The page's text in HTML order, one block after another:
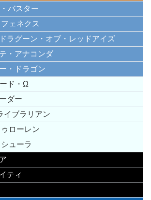
バスター
ェネクス
ラグーン・オブ・レッドアイズ
・アナコンダ
・ドラゴン
ド・Ω
ダー
イブラリアン
ローレン
ューラ
ティ